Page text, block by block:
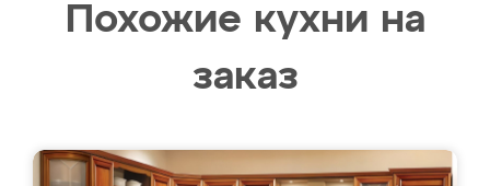
Похожие кухни на
заказ